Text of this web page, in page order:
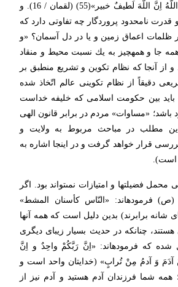
اَوْ فِى الْأرْضِ یأتِ بِها اللَّهُ اِنَّ اللَّهَ لَطیفٌ خبیر»(55) (لقمان / 16). و
قدرت نامحدود پروردگار چه تفاوتى دارد كه
ظلمات اعماق زمین و یا در دل آسمان؟ «و
همه جا و همه‏چیز به یك نسبت محیط و منقاد
آنجا كه نظام تكوین و تشریع منطبق بر
دقیقاً از نظام تكوینى عالم اتّخاذ شده
بین حكومت اسلامى كه خلیفه خداست
باشد؛ «مساوات» مردم در برابر قانون الهى
مطلب در مباحث مربوط به ولایت و
قرار خواهد گرفت و در اینجا اشاره به
است).
محمل فضیلت‏ها و امتیازات نمى‏تواند بود. اگر
فرموده‏اند: «النّاس كأسنان المشط»
شانه برابرند) بدین دلیل است كه همه آنها
چنانكه در حدیث بسیار زیباى دیگرى
كه فرموده‏اند: «اِنَّ رَبَّكُمْ واحِدٌ و اِنَّ
آدَمَ وَ آدمُ مِنْ تُرابٍ» (خدایتان واحد است و
همه شما فرزندان آدم هستید و آدم نیز از